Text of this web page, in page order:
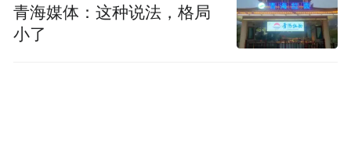
青海媒体：这种说法，格局
小了